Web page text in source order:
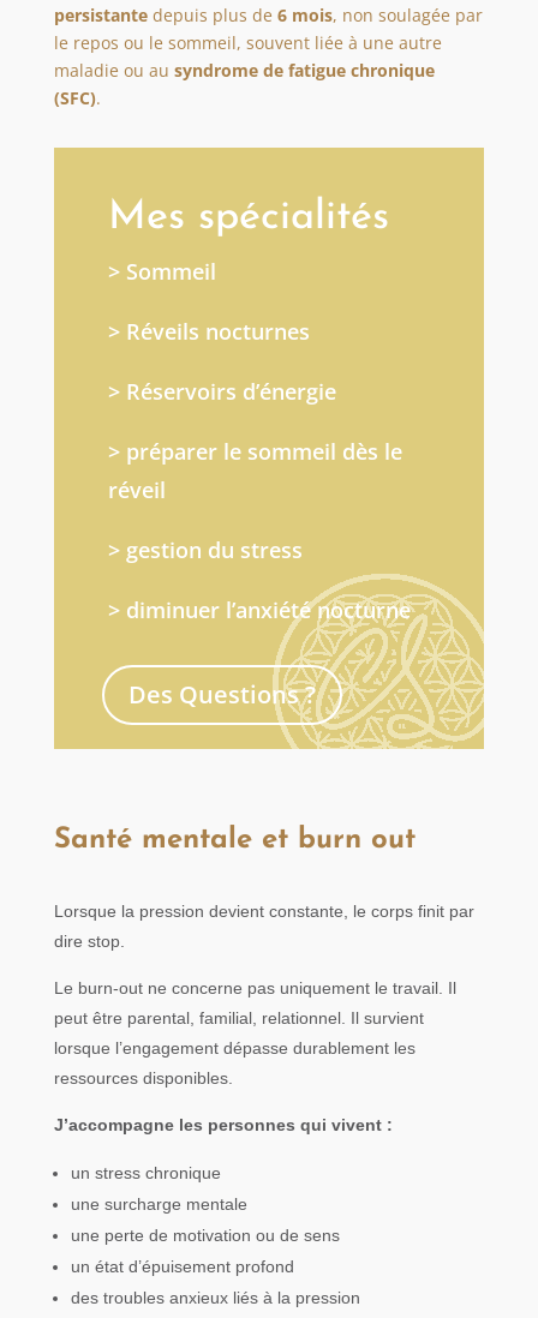
persistantedepuis plus de 6 mois, non soulagée par
le repos ou le sommeil, souvent liée à une autre
maladie ou au syndrome de fatigue chronique
(SFC).
Mes spécialités
> Sommeil
> Réveils nocturnes
> Réservoirs d’énergie
> préparer le sommeil dès le
réveil
> gestion du stress
> diminuer l’anxiété nocturne
Des Questions ?
Santé mentale et burn out
Lorsque la pression devient constante, le corps finit par
dire stop.
Le burn-out ne concerne pas uniquement le travail. Il
peut être parental, familial, relationnel. Il survient
lorsque l’engagement dépasse durablement les
ressources disponibles.
J’accompagne les personnes qui vivent :
un stress chronique
une surcharge mentale
une perte de motivation ou de sens
un état d’épuisement profond
des troubles anxieux liés à la pression